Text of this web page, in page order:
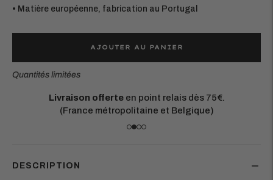
• Matière européenne, fabrication au Portugal
AJOUTER AU PANIER
Quantités limitées
Matières européennes durables.
Chaque pièce est conçue pour durer
DESCRIPTION